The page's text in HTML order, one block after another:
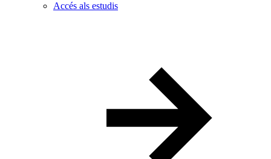
Accés als estudis